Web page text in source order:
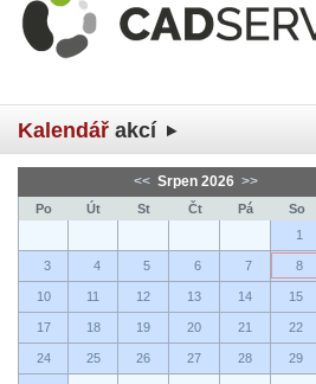
Kalendář akcí
<< Srpen 2026 >>
Po Út St Čt Pá So
1
3 4 5 6 7 8
10 11 12 13 14 15
17 18 19 20 21 22
24 25 26 27 28 29